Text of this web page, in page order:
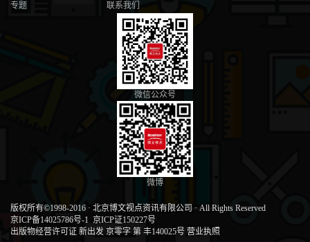
专题
联系我们
微信公众号
微博
版权所有©1998-2016 · 北京博文视点资讯有限公司 · All Rights Reserved
京ICP备14025786号-1 京ICP证150227号
出版物经营许可证 新出发 京零字 第 丰140025号 营业执照